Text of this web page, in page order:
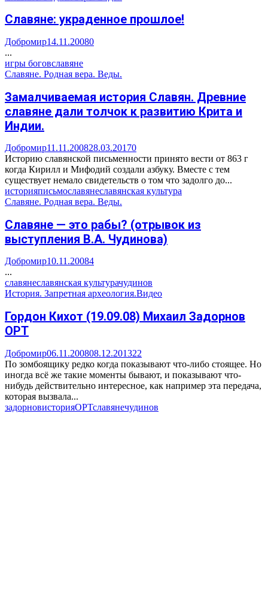
Славяне: украденное прошлое!
Добромир14.11.20080
...
игры боговславяне
Славяне. Родная вера. Веды.
Замалчиваемая история Славян. Древние
славяне дали толчок к развитию Крита и
Индии.
Добромир11.11.200828.03.20170
Историю славянской письменности принято вести от 863 г
когда Кирилл и Мифодий создали азбуку. Вместе с тем
существует немало свидетельств о том что задолго до...
историяписьмославянеславянская культура
Славяне. Родная вера. Веды.
Славяне — это рабы? (отрывок из
выступления В.А. Чудинова)
Добромир10.11.20084
...
славянеславянская культурачудинов
История. Запретная археология.Видео
Гордон Кихот (19.09.08) Михаил Задорнов
ОРТ
Добромир06.11.200808.12.201322
По зомбоящику редко когда показывают что-либо стоящее. Но
иногда всё же такие моменты бывают, и показывают что-
нибудь действительно интересное, как например эта передача,
которая вызвала...
задорновисторияОРТславянечудинов